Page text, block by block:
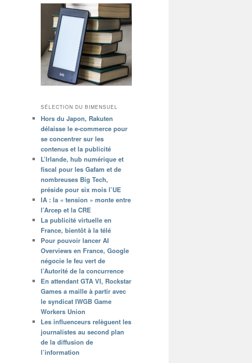
SÉLECTION DU BIMENSUEL
Hors du Japon, Rakuten
délaisse le e-commerce pour
se concentrer sur les
contenus et la publicité
L’Irlande, hub numérique et
fiscal pour les Gafam et de
nombreuses Big Tech,
préside pour six mois l’UE
IA : la « tension » monte entre
l’Arcep et la CRE
La publicité virtuelle en
France, bientôt à la télé
Pour pouvoir lancer AI
Overviews en France, Google
négocie le feu vert de
l’Autorité de la concurrence
En attendant GTA VI, Rockstar
Games a maille à partir avec
le syndicat IWGB Game
Workers Union
Les influenceurs relèguent les
journalistes au second plan
de la diffusion de
l’information